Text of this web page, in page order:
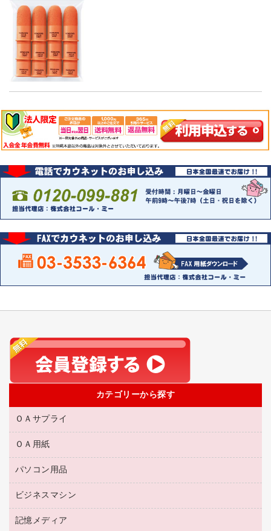
カテゴリーから探す
ＯＡサプライ
互換インクカートリッジ
リサイクルトナー（リターン方式）
リサイクルトナー（プール方式）
リサイクルインクカートリッジ
プリンタ用リボン
ＯＡ用紙
名刺用紙
帳票用紙／フォーム用紙
ワープロ用紙
ラベル用紙
パソコン用品
パソコン周辺機器
各種ケーブル
ビジネスマシン
電話機
記憶メディア